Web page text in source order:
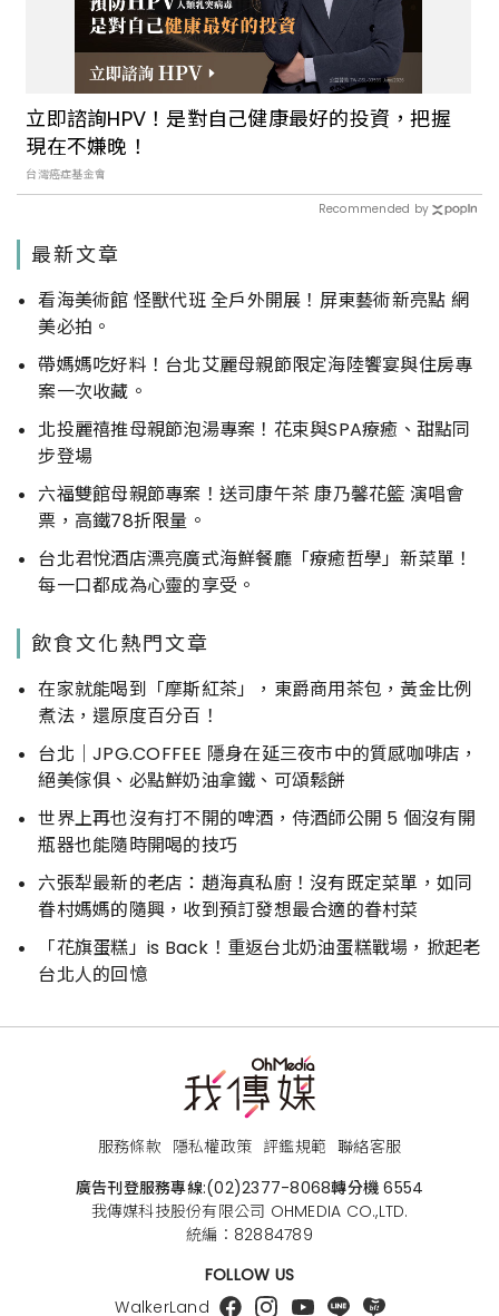
立即諮詢HPV！是對自己健康最好的投資，把握
現在不嫌晚！
台灣癌症基金會
Recommended by
最新文章
看海美術館 怪獸代班 全戶外開展！屏東藝術新亮點 網
美必拍。
帶媽媽吃好料！台北艾麗母親節限定海陸饗宴與住房專
案一次收藏。
北投麗禧推母親節泡湯專案！花束與SPA療癒、甜點同
步登場
六福雙館母親節專案！送司康午茶 康乃馨花籃 演唱會
票，高鐵78折限量。
台北君悅酒店漂亮廣式海鮮餐廳「療癒哲學」新菜單！
每一口都成為心靈的享受。
飲食文化熱門文章
在家就能喝到「摩斯紅茶」，東爵商用茶包，黃金比例
煮法，還原度百分百！
台北｜JPG.COFFEE 隱身在延三夜市中的質感咖啡店，
絕美傢俱、必點鮮奶油拿鐵、可頌鬆餅
世界上再也沒有打不開的啤酒，侍酒師公開 5 個沒有開
瓶器也能隨時開喝的技巧
六張犁最新的老店：趙海真私廚！沒有既定菜單，如同
眷村媽媽的隨興，收到預訂發想最合適的眷村菜
「花旗蛋糕」is Back！重返台北奶油蛋糕戰場，掀起老
台北人的回憶
服務條款 隱私權政策 評鑑規範 聯絡客服
廣告刊登服務專線:(02)2377-8068轉分機 6554
我傳媒科技股份有限公司 OHMEDIA CO.,LTD.
統編：82884789
FOLLOW US
WalkerLand